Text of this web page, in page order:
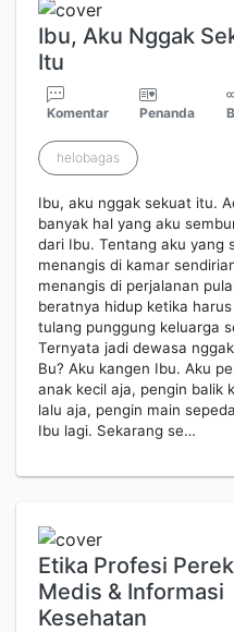
Ibu, Aku Nggak
Itu
Komentar Penanda
helobagas
Ibu, aku nggak sekuat itu.
banyak hal yang aku
dari Ibu. Tentang aku yang
menangis di kamar
menangis di perjalanan
beratnya hidup ketika
tulang punggung keluarga
Ternyata jadi dewasa
Bu? Aku kangen Ibu. Aku
anak kecil aja, pengin balik
lalu aja, pengin main
Ibu lagi. Sekarang se…
Etika Profesi
Medis & Informasi
Kesehatan